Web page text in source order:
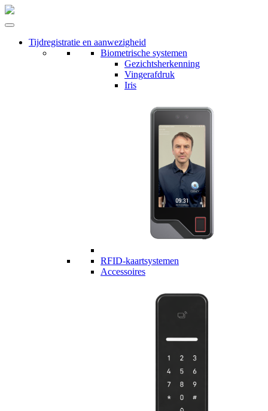
Tijdregistratie en aanwezigheid
Biometrische systemen
Gezichtsherkenning
Vingerafdruk
Iris
RFID-kaartsystemen
Accessoires